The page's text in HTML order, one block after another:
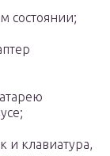
состоянии;
и клавиатура,